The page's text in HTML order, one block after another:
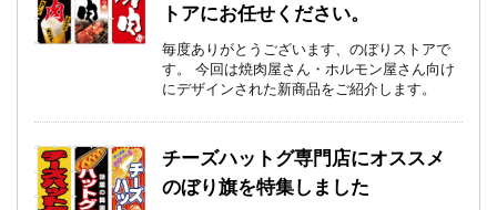
トアにお任せください。
毎度ありがとうございます、のぼりストアで
す。 今回は焼肉屋さん・ホルモン屋さん向け
にデザインされた新商品をご紹介します。
チーズハットグ専門店にオススメ
のぼり旗を特集しました